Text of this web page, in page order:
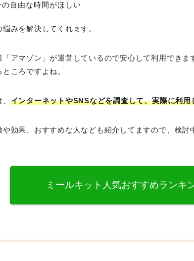
の自由な時間がほしい
みを解決してくれます。
「アマゾン」が運営しているので安心して利用できま
ころですよね。
インターネットやSNSなどを調査して、実際に利
や効果、おすすめな人なども紹介してますので、検
ミールキット人気おすすめランキ